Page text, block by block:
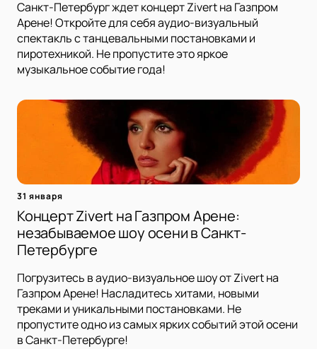
Санкт-Петербург ждет концерт Zivert на Газпром
Арене! Откройте для себя аудио-визуальный
спектакль с танцевальными постановками и
пиротехникой. Не пропустите это яркое
музыкальное событие года!
31 января
Концерт Zivert на Газпром Арене:
незабываемое шоу осени в Санкт-
Петербурге
Погрузитесь в аудио-визуальное шоу от Zivert на
Газпром Арене! Насладитесь хитами, новыми
треками и уникальными постановками. Не
пропустите одно из самых ярких событий этой осени
в Санкт-Петербурге!